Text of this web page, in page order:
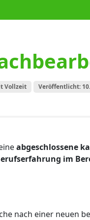
Vollzeit Veröffentlicht:
abgeschlossene
im
nach einer neuen